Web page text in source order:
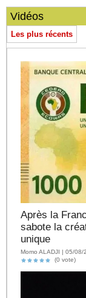
Vidéos
Les plus récents
Après la
sabote la
unique
Momo ALADJI | 05/
(0 vote)